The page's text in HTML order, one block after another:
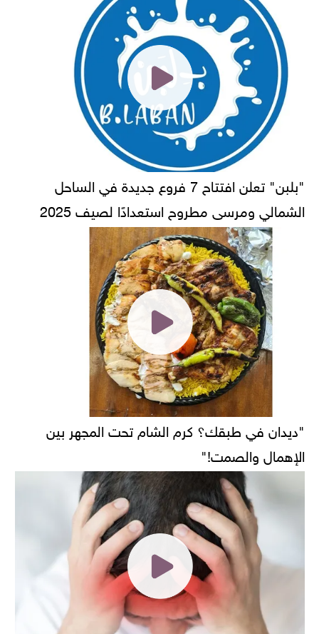
"بلبن" تعلن افتتاح 7 فروع جديدة في الساحل
الشمالي ومرسى مطروح استعدادًا لصيف 2025
"ديدان في طبقك؟ كرم الشام تحت المجهر بين
الإهمال والصمت!"